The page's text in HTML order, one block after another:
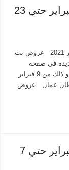
عروض مركز سلطان عمان من 9 فبراير حتي 23
عروض مركز سلطان عمان من 9 فبراير حتي 23 فبراير 2021 عروض نت
فى صفحة
واحدة – العروض الاسبوعية من مركز سلطان عمان – و ذلك من 9 فبراير
مركز سلطان عمان عروض
عروض مركز سلطان عمان من 6 فبراير حتي 7